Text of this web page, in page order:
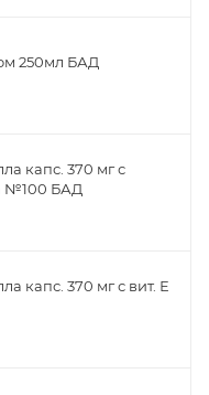
250мл БАД
капс. 370 мг с
№100 БАД
капс. 370 мг с вит. Е